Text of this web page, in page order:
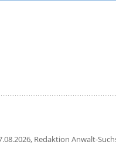
Redaktion Anwalt-